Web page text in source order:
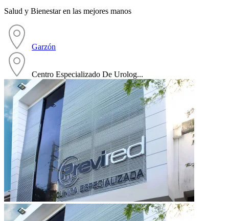
Salud y Bienestar en las mejores manos
Garzón
Centro Especializado De Urolog...